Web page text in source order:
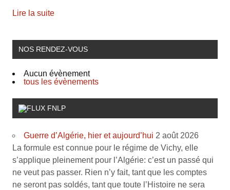
Lire la suite
NOS RENDEZ-VOUS
Aucun évènement
tous les évènements
FNLP
Guerre d’Algérie, hier et aujourd’hui 2 août 2026
La formule est connue pour le régime de Vichy, elle
s’applique pleinement pour l’Algérie: c’est un passé qui
ne veut pas passer. Rien n’y fait, tant que les comptes
ne seront pas soldés, tant que toute l’Histoire ne sera